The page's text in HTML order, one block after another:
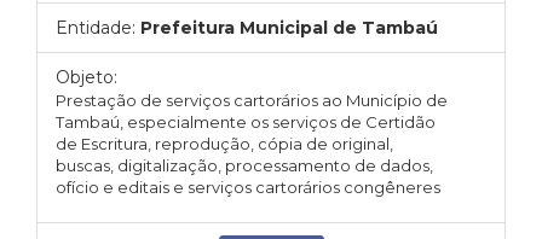
Entidade: Prefeitura Municipal de Tambaú
Objeto:
Prestação de serviços cartorários ao Município de
Tambaú, especialmente os serviços de Certidão
de Escritura, reprodução, cópia de original,
buscas, digitalização, processamento de dados,
ofício e editais e serviços cartorários congêneres